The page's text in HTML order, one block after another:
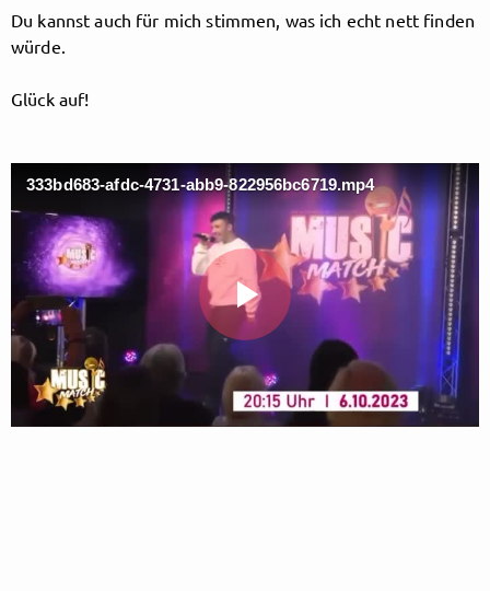
getnext to Schalkesopa
Follow Schalkesopa here!
About Posts Guestbook Shop
Du kannst auch für mich stimmen, was ich echt nett finden
würde.
Glück auf!
Play
Video
333bd683-afdc-4731-abb9-822956bc6719.mp4
FollowSchalkesopa,
and immediately